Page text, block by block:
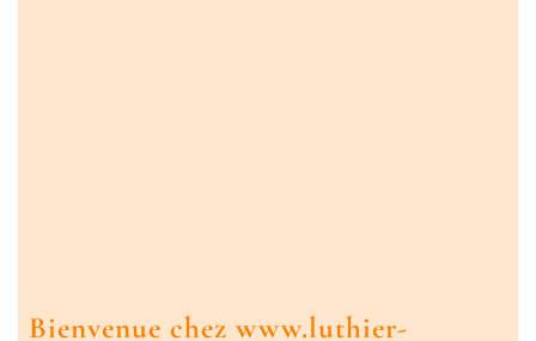
Bienvenue chez www.luthier-